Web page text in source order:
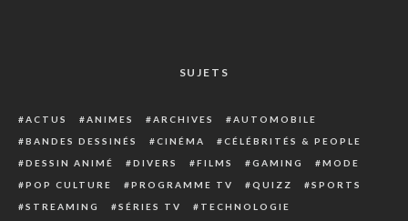
SUJETS
ACTUS ANIMES ARCHIVES
AUTOMOBILE
BANDES DESSINÉS
CINÉMA
CÉLÉBRITÉS & PEOPLE
DESSIN ANIMÉ
DIVERS FILMS GAMING
MODE
POP CULTURE
PROGRAMME TV QUIZZ
SPORTS
STREAMING
SÉRIES TV
TECHNOLOGIE